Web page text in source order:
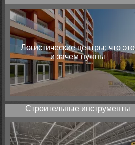
Логистические центры: что это
и зачем нужны
Строительные инструменты